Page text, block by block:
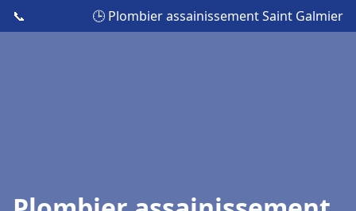
📞 🕒 Plombier assainissement Saint Galmier